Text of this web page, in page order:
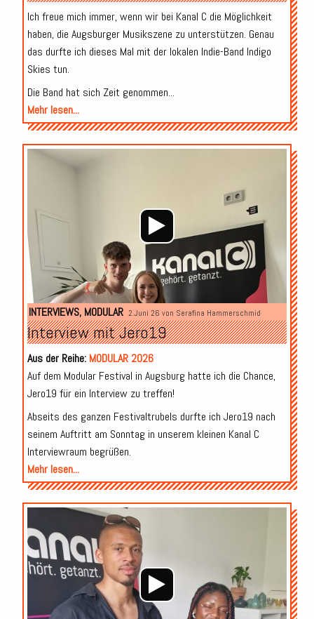
Ich freue mich immer, wenn wir bei Kanal C die Möglichkeit
haben, die Augsburger Musikszene zu unterstützen. Genau
das durfte ich dieses Mal mit der lokalen Indie-Band Indigo
Skies tun.
Die Band hat sich Zeit genommen...
Mehr lesen...
Audio-
Player
INTERVIEWS, MODULAR 2.Juni 26 von Serafina Hammerschmid
Interview mit Jero19
Aus der Reihe: MODULAR 2026
Auf dem Modular Festival in Augsburg hatte ich die Chance,
Jero19 für ein Interview zu treffen!
Abseits des ganzen Festivaltrubels durfte ich Jero19 nach
seinem Auftritt am Sonntag in unserem kleinen Kanal C
Interviewraum begrüßen.
Mehr lesen...
Audio-
Player